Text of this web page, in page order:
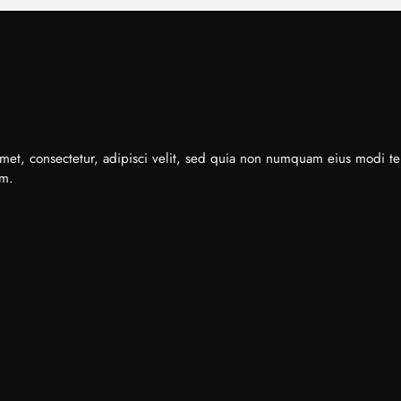
consectetur, adipisci velit, sed quia non numquam eius modi